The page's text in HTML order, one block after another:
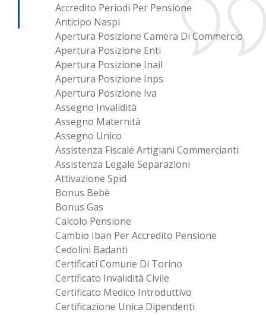
Accredito Periodi Per Pensione
Anticipo Naspi
Apertura Posizione Camera Di Commercio
Apertura Posizione Enti
Apertura Posizione Inail
Apertura Posizione Inps
Apertura Posizione Iva
Assegno Invalidità
Assegno Maternità
Assegno Unico
Assistenza Fiscale Artigiani Commercianti
Assistenza Legale Separazioni
Attivazione Spid
Bonus Bebè
Bonus Gas
Calcolo Pensione
Cambio Iban Per Accredito Pensione
Cedolini Badanti
Certificati Comune Di Torino
Certificato Invalidità Civile
Certificato Medico Introduttivo
Certificazione Unica Dipendenti